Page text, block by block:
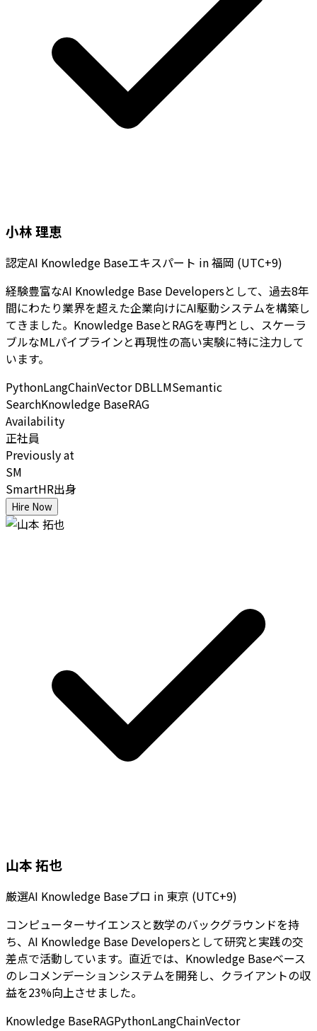
小林 理恵
認定AI Knowledge Baseエキスパート in福岡 (UTC+9)
経験豊富なAI Knowledge Base Developersとして、過去8年
間にわたり業界を超えた企業向けにAI駆動システムを構築し
てきました。Knowledge BaseとRAGを専門とし、スケーラ
ブルなMLパイプラインと再現性の高い実験に特に注力して
います。
PythonLangChainVector DBLLMSemantic
SearchKnowledge BaseRAG
Availability
正社員
Previously at
SM
SmartHR出身
Hire Now
山本 拓也
厳選AI Knowledge Baseプロ in 東京 (UTC+9)
コンピューターサイエンスと数学のバックグラウンドを持
ち、AI Knowledge Base Developersとして研究と実践の交
差点で活動しています。直近では、Knowledge Baseベース
のレコメンデーションシステムを開発し、クライアントの収
益を23%向上させました。
Knowledge BaseRAGPythonLangChainVector